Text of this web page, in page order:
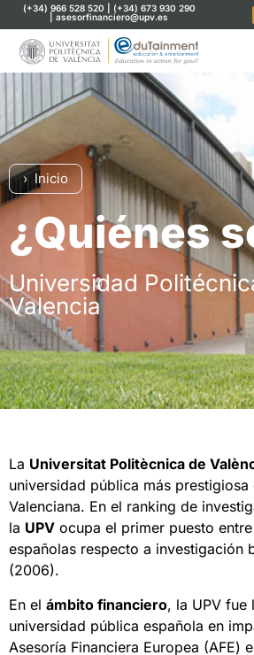
(+34) 966 528 520 | (+34) 673 930 290
| asesorfinanciero@upv.es
Inicio
¿Quiénes
Universidad
Valencia
La Universitat Politècnica de
universidad pública más prestigiosa
Valenciana. En el ranking de
la UPV ocupa el primer puesto
españolas respecto a investigación
(2006).
En el ámbito financiero, la UPV fue
universidad pública española en
Asesoría Financiera Europea (AFE)